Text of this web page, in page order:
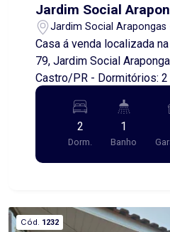
Jardim Social
Jardim Social Arapongas
Casa á venda localizada
79, Jardim Social Arapongas. -
Castro/PR - Dormitórios: 2
Cozinha - Edícula com
banheiro. - Área útil:
220,00 m² Se você está interessado em
conhecer mais sobre
agendar uma visita, entre
2
Dorm.
1
Banho
Cód. 1232